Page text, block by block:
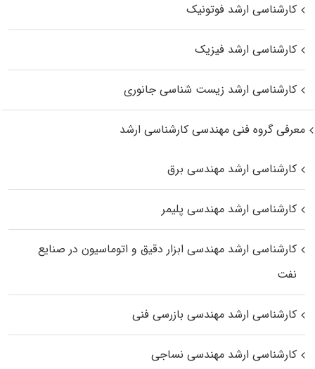
کارشناسی ارشد فوتونیک
کارشناسی ارشد فیزیک
کارشناسی ارشد زیست‌ شناسی جانوری
معرفی گروه فنی مهندسی کارشناسی ارشد
کارشناسی ارشد مهندسی برق
کارشناسی ارشد مهندسی پلیمر
کارشناسی ارشد مهندسی ابزار دقیق و اتوماسیون در صنایع
نفت
کارشناسی ارشد مهندسی بازرسی فنی
کارشناسی ارشد مهندسی نساجی